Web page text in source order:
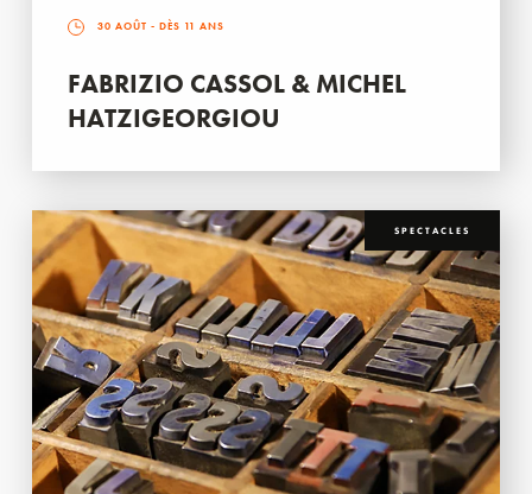
30 AOÛT - DÈS 11 ANS
FABRIZIO CASSOL & MICHEL
HATZIGEORGIOU
SPECTACLES